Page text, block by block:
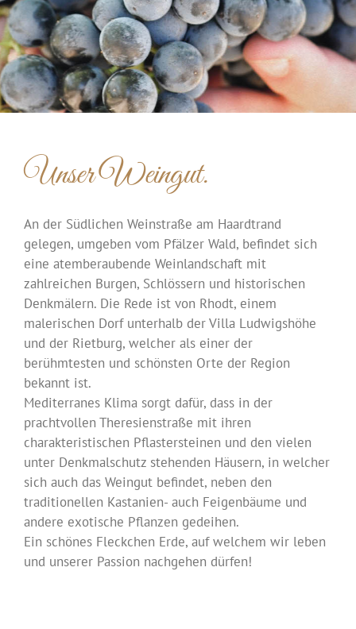
Unser Weingut.
An der Südlichen Weinstraße am Haardtrand
gelegen, umgeben vom Pfälzer Wald, befindet sich
eine atemberaubende Weinlandschaft mit
zahlreichen Burgen, Schlössern und historischen
Denkmälern. Die Rede ist von Rhodt, einem
malerischen Dorf unterhalb der Villa Ludwigshöhe
und der Rietburg, welcher als einer der
berühmtesten und schönsten Orte der Region
bekannt ist.
Mediterranes Klima sorgt dafür, dass in der
prachtvollen Theresienstraße mit ihren
charakteristischen Pflastersteinen und den vielen
unter Denkmalschutz stehenden Häusern, in welcher
sich auch das Weingut befindet, neben den
traditionellen Kastanien- auch Feigenbäume und
andere exotische Pflanzen gedeihen.
Ein schönes Fleckchen Erde, auf welchem wir leben
und unserer Passion nachgehen dürfen!